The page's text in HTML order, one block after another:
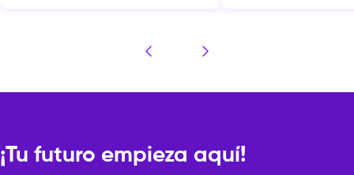
¡Tu futuro empieza aquí!